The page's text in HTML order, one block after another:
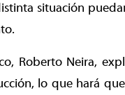
situación
Roberto Neira,
lo que hará